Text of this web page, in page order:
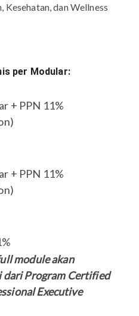
Kesehatan, dan Wellness
per Modular:
+ PPN 11%
+ PPN 11%
module akan
Program Certified
Executive